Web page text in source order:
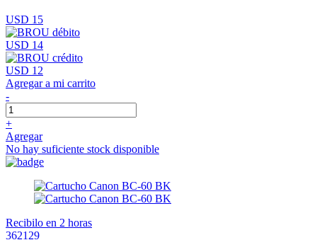
USD 15
USD 14
USD 12
Agregar a mi carrito
-
+
Agregar
No hay suficiente stock disponible
Recibilo en 2 horas
362129